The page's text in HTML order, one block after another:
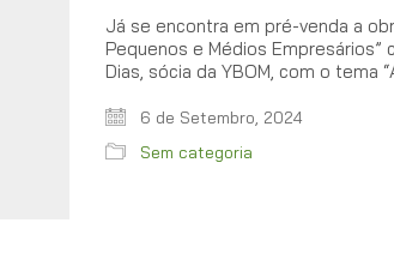
Já se encontra em pré-venda a
Pequenos e Médios Empresários”
Dias, sócia da YBOM, com o tema
6 de Setembro, 2024
Sem categoria